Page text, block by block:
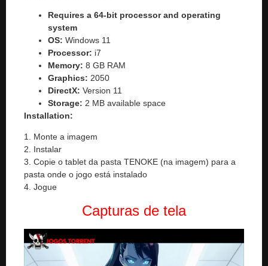
Requires a 64-bit processor and operating
system
OS: Windows 11
Processor: i7
Memory: 8 GB RAM
Graphics: 2050
DirectX: Version 11
Storage: 2 MB available space
Installation:
1. Monte a imagem
2. Instalar
3. Copie o tablet da pasta TENOKE (na imagem) para a
pasta onde o jogo está instalado
4. Jogue
Capturas de tela